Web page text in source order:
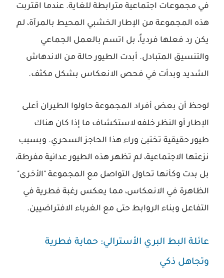
في مجموعات اجتماعية مترابطة للغاية. عندما اقتربت
هذه المجموعة من الإطار الخشبي المحيط بالمرآة، لم
يكن رد فعلها فردياً، بل اتسم بالعمل الجماعي
والتنسيق المتبادل. أبدت الطيور حالة من الاندهاش
الشديد وبدأت في فحص الانعكاس بشكل مكثف.
لوحظ أن بعض أفراد المجموعة حاولوا الطيران أعلى
الإطار أو النظر خلفه لاستكشاف ما إذا كان هناك
طيور حقيقية تختبئ وراء هذا الحاجز السحري. وبسبب
نزعتها الاجتماعية، لم تظهر هذه الطيور عدائية مفرطة،
بل بدت وكأنها تحاول التواصل مع المجموعة "الأخرى"
الظاهرة في الانعكاس، مما يعكس رغبة فطرية في
التفاعل وبناء الروابط حتى مع الغرباء الافتراضيين.
عائلة البط البري الأسترالي: حماية فطرية
وتجاهل ذكي